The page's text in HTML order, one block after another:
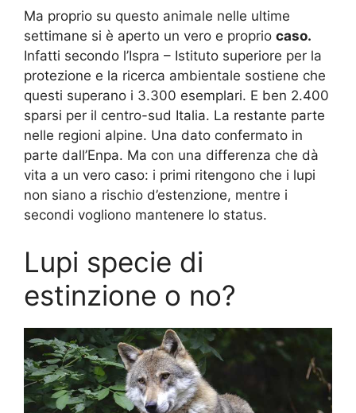
Ma proprio su questo animale nelle ultime
settimane si è aperto un vero e proprio caso.
Infatti secondo l’Ispra – Istituto superiore per la
protezione e la ricerca ambientale sostiene che
questi superano i 3.300 esemplari. E ben 2.400
sparsi per il centro-sud Italia. La restante parte
nelle regioni alpine. Una dato confermato in
parte dall’Enpa. Ma con una differenza che dà
vita a un vero caso: i primi ritengono che i lupi
non siano a rischio d’estenzione, mentre i
secondi vogliono mantenere lo status.
Lupi specie di
estinzione o no?